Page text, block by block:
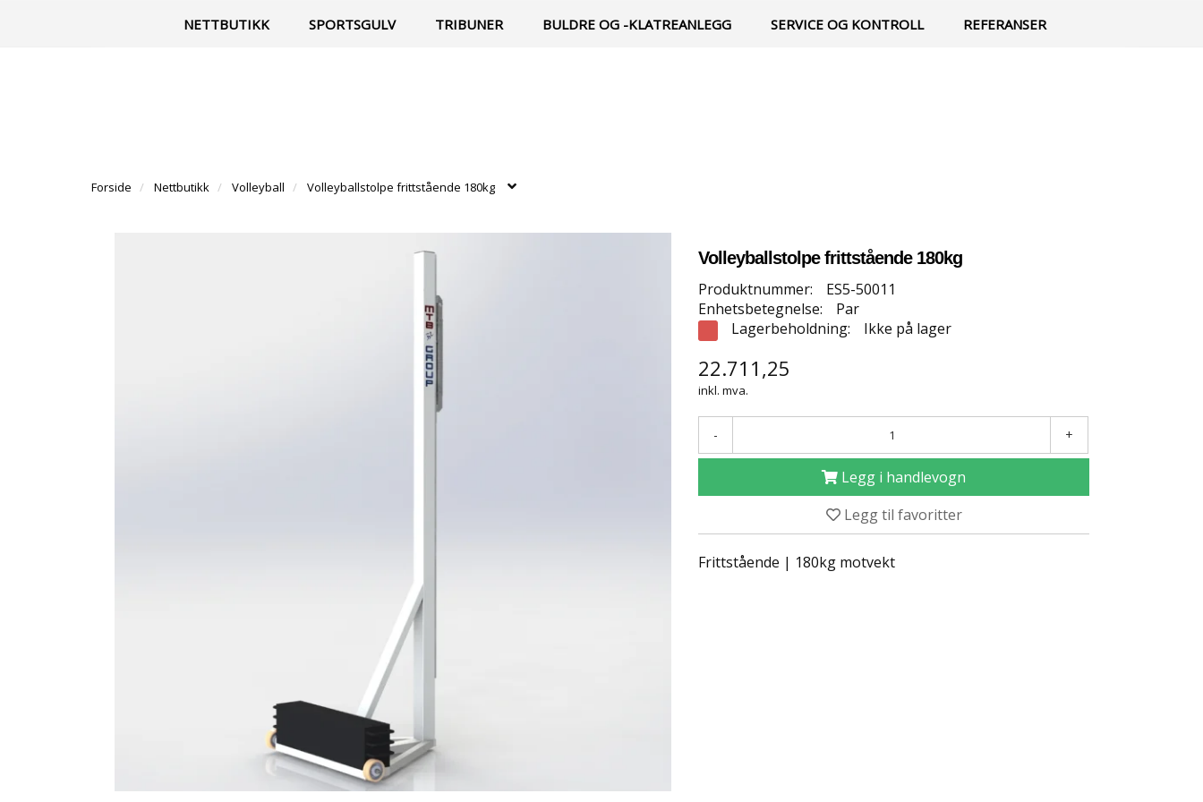
Til vår facebook-side| Kontakt Min side Infosenter Favoritter
NETTBUTIKK SPORTSGULV TRIBUNER BULDRE OG -KLATREANLEGG SERVICE OG KONTROLL REFERANSER
Forside Nettbutikk Volleyball Volleyballstolpe frittstående 180kg
Volleyballstolpe frittstående 180kg
Produktnummer:
ES5-50011
Enhetsbetegnelse:
Par
Lagerbeholdning:
Ikke på lager
22.711,25
inkl. mva.
- +
Legg i handlevogn
Legg til favoritter
Frittstående | 180kg motvekt